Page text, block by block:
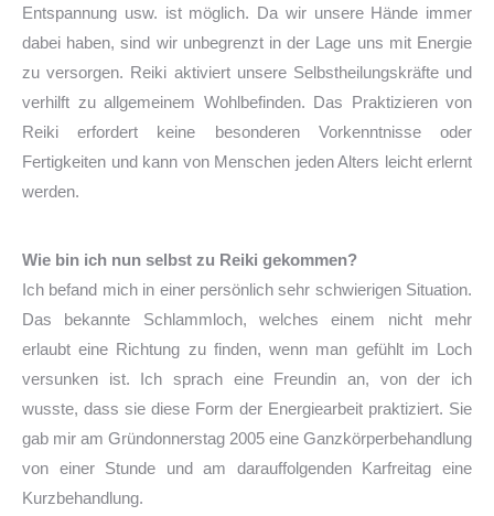
Entspannung usw. ist möglich. Da wir unsere Hände immer
dabei haben, sind wir unbegrenzt in der Lage uns mit Energie
zu versorgen. Reiki aktiviert unsere Selbstheilungskräfte und
verhilft zu allgemeinem Wohlbefinden. Das Praktizieren von
Reiki erfordert keine besonderen Vorkenntnisse oder
Fertigkeiten und kann von Menschen jeden Alters leicht erlernt
werden.
Wie bin ich nun selbst zu Reiki gekommen?
Ich befand mich in einer persönlich sehr schwierigen Situation.
Das bekannte Schlammloch, welches einem nicht mehr
erlaubt eine Richtung zu finden, wenn man gefühlt im Loch
versunken ist. Ich sprach eine Freundin an, von der ich
wusste, dass sie diese Form der Energiearbeit praktiziert. Sie
gab mir am Gründonnerstag 2005 eine Ganzkörperbehandlung
von einer Stunde und am darauffolgenden Karfreitag eine
Kurzbehandlung.